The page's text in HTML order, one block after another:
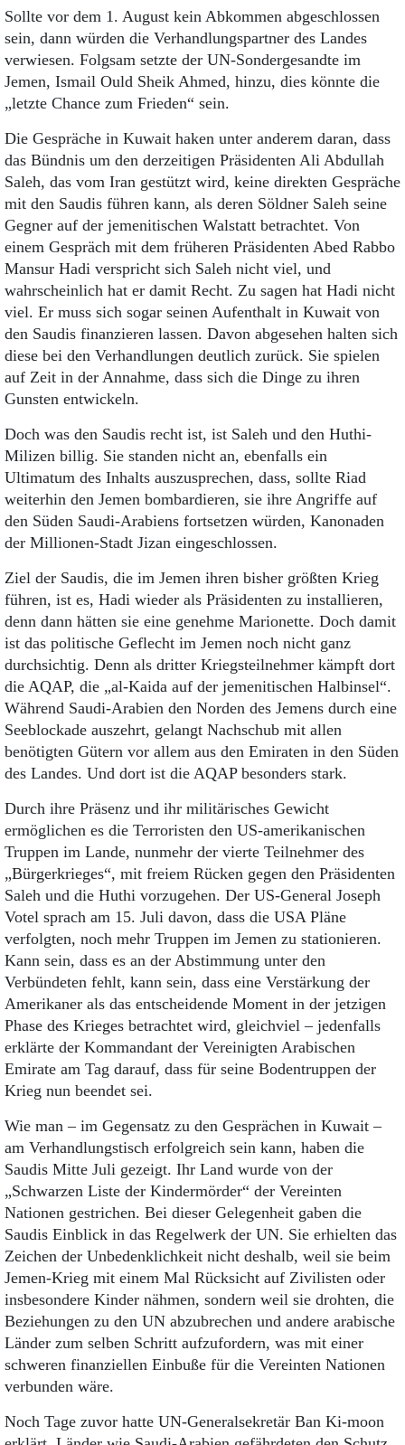
Sollte vor dem 1. August kein Abkommen abgeschlossen
sein, dann würden die Verhandlungspartner des Landes
verwiesen. Folgsam setzte der UN-Sondergesandte im
Jemen, Ismail Ould Sheik Ahmed, hinzu, dies könnte die
„letzte Chance zum Frieden“ sein.
Die Gespräche in Kuwait haken unter anderem daran, dass
das Bündnis um den derzeitigen Präsidenten Ali Abdullah
Saleh, das vom Iran gestützt wird, keine direkten Gespräche
mit den Saudis führen kann, als deren Söldner Saleh seine
Gegner auf der jemenitischen Walstatt betrachtet. Von
einem Gespräch mit dem früheren Präsidenten Abed Rabbo
Mansur Hadi verspricht sich Saleh nicht viel, und
wahrscheinlich hat er damit Recht. Zu sagen hat Hadi nicht
viel. Er muss sich sogar seinen Aufenthalt in Kuwait von
den Saudis finanzieren lassen. Davon abgesehen halten sich
diese bei den Verhandlungen deutlich zurück. Sie spielen
auf Zeit in der Annahme, dass sich die Dinge zu ihren
Gunsten entwickeln.
Doch was den Saudis recht ist, ist Saleh und den Huthi-
Milizen billig. Sie standen nicht an, ebenfalls ein
Ultimatum des Inhalts auszusprechen, dass, sollte Riad
weiterhin den Jemen bombardieren, sie ihre Angriffe auf
den Süden Saudi-Arabiens fortsetzen würden, Kanonaden
der Millionen-Stadt Jizan eingeschlossen.
Ziel der Saudis, die im Jemen ihren bisher größten Krieg
führen, ist es, Hadi wieder als Präsidenten zu installieren,
denn dann hätten sie eine genehme Marionette. Doch damit
ist das politische Geflecht im Jemen noch nicht ganz
durchsichtig. Denn als dritter Kriegsteilnehmer kämpft dort
die AQAP, die „al-Kaida auf der jemenitischen Halbinsel“.
Während Saudi-Arabien den Norden des Jemens durch eine
Seeblockade auszehrt, gelangt Nachschub mit allen
benötigten Gütern vor allem aus den Emiraten in den Süden
des Landes. Und dort ist die AQAP besonders stark.
Durch ihre Präsenz und ihr militärisches Gewicht
ermöglichen es die Terroristen den US-amerikanischen
Truppen im Lande, nunmehr der vierte Teilnehmer des
„Bürgerkrieges“, mit freiem Rücken gegen den Präsidenten
Saleh und die Huthi vorzugehen. Der US-General Joseph
Votel sprach am 15. Juli davon, dass die USA Pläne
verfolgten, noch mehr Truppen im Jemen zu stationieren.
Kann sein, dass es an der Abstimmung unter den
Verbündeten fehlt, kann sein, dass eine Verstärkung der
Amerikaner als das entscheidende Moment in der jetzigen
Phase des Krieges betrachtet wird, gleichviel – jedenfalls
erklärte der Kommandant der Vereinigten Arabischen
Emirate am Tag darauf, dass für seine Bodentruppen der
Krieg nun beendet sei.
Wie man – im Gegensatz zu den Gesprächen in Kuwait –
am Verhandlungstisch erfolgreich sein kann, haben die
Saudis Mitte Juli gezeigt. Ihr Land wurde von der
„Schwarzen Liste der Kindermörder“ der Vereinten
Nationen gestrichen. Bei dieser Gelegenheit gaben die
Saudis Einblick in das Regelwerk der UN. Sie erhielten das
Zeichen der Unbedenklichkeit nicht deshalb, weil sie beim
Jemen-Krieg mit einem Mal Rücksicht auf Zivilisten oder
insbesondere Kinder nähmen, sondern weil sie drohten, die
Beziehungen zu den UN abzubrechen und andere arabische
Länder zum selben Schritt aufzufordern, was mit einer
schweren finanziellen Einbuße für die Vereinten Nationen
verbunden wäre.
Noch Tage zuvor hatte UN-Generalsekretär Ban Ki-moon